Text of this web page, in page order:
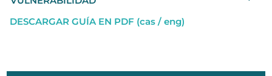
DESCARGAR GUÍA EN PDF (cas / eng)